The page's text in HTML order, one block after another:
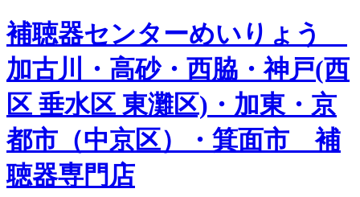
補聴器センターめいりょう
加古川・高砂・西脇・神戸(西
区 垂水区 東灘区)・加東・京
都市（中京区）・箕面市 補
聴器専門店